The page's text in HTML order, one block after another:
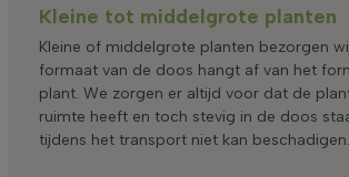
Kleine tot middelgrote planten
Kleine of middelgrote planten bezorgen
formaat van de doos hangt af van het
plant. We zorgen er altijd voor dat de
ruimte heeft en toch stevig in de doos
tijdens het transport niet kan beschadigen.